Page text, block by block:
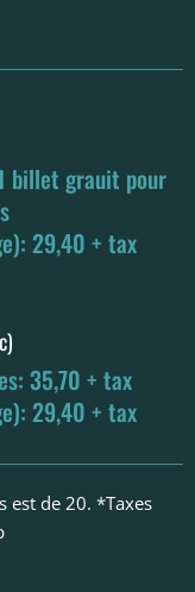
billet grauit pour
29,40 + tax
35,70 + tax
29,40 + tax
est de 20. *Taxes